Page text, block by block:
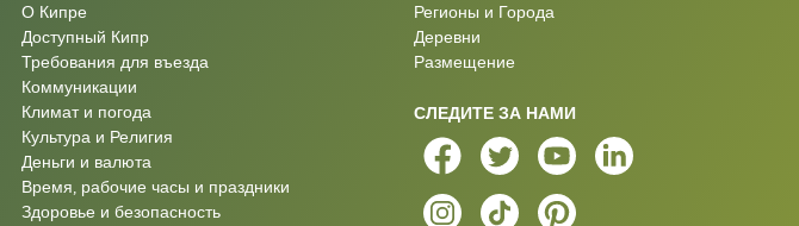
О Кипре
Доступный Кипр
Требования для въезда
Коммуникации
Климат и погода
Культура и Религия
Деньги и валюта
Время, рабочие часы и праздники
Здоровье и безопасность
Регионы и Города
Деревни
Размещение
СЛЕДИТЕ ЗА НАМИ